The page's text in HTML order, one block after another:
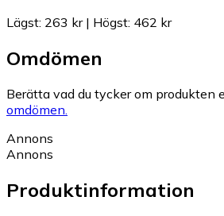
Lägst: 263 kr| Högst: 462 kr
Omdömen
Berätta vad du tycker om produkten
omdömen.
Annons
Annons
Produktinformation